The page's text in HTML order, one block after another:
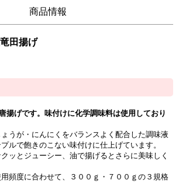
商品情報
田揚げ
揚げです。味付けに化学調味料は使用しており
うが・にんにくをバランスよく配合した調味液
ルで飽きのこない味付けに仕上げています。
ッとジューシー、油で揚げるとさらに美味しく
頻度に合わせて、３００ｇ・７００ｇの３規格